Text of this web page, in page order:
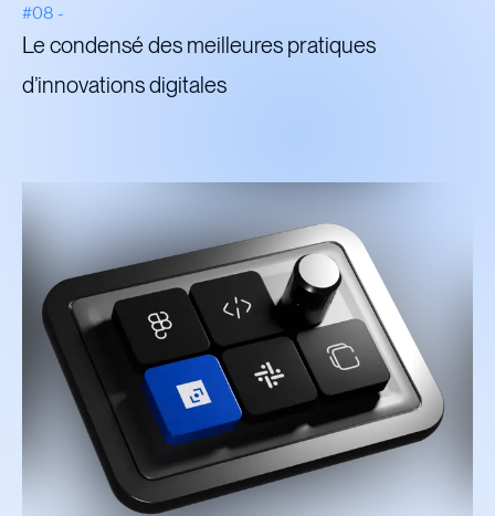
#08 -
Le condensé des meilleures pratiques
d’innovations digitales